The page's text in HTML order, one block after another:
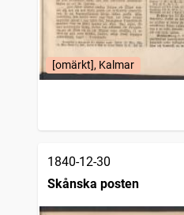
[omärkt], Kalmar
1840-12-30
Skånska posten